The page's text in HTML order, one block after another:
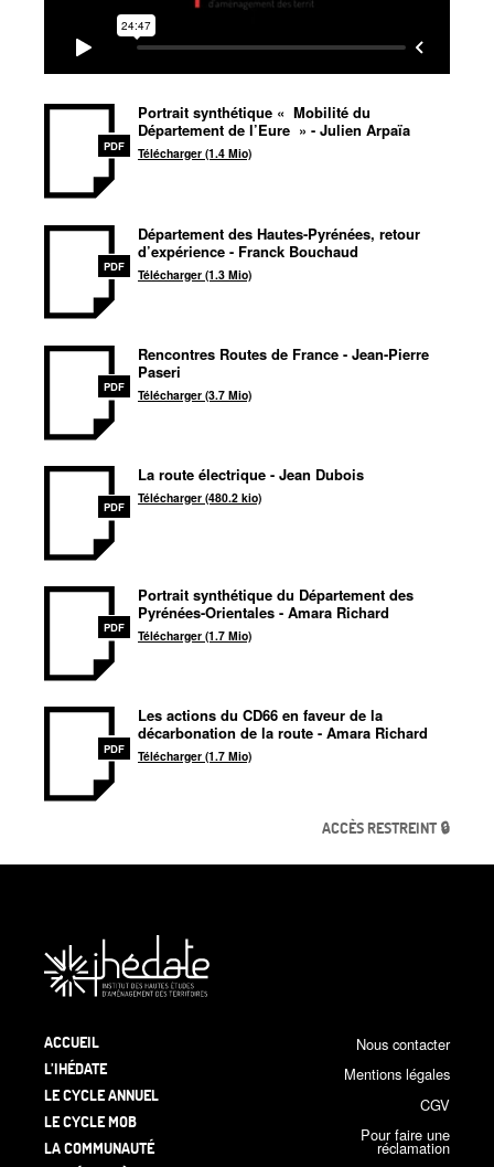
PDF
Portrait synthétique « Mobilité du
Département de l’Eure » - Julien Arpaïa
Télécharger (1.4 Mio)
PDF
Département des Hautes-Pyrénées, retour
d’expérience - Franck Bouchaud
Télécharger (1.3 Mio)
PDF
Rencontres Routes de France - Jean-Pierre
Paseri
Télécharger (3.7 Mio)
PDF
La route électrique - Jean Dubois
Télécharger (480.2 kio)
PDF
Portrait synthétique du Département des
Pyrénées-Orientales - Amara Richard
Télécharger (1.7 Mio)
PDF
Les actions du CD66 en faveur de la
décarbonation de la route - Amara Richard
Télécharger (1.7 Mio)
ACCÈS RESTREINT 🔒
ACCUEIL
L’IHÉDATE
LE CYCLE ANNUEL
LE CYCLE MOB
LA COMMUNAUTÉ
Nous contacter
Mentions légales
CGV
Pour faire une
réclamation